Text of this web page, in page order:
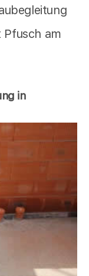
Pfusch am
in